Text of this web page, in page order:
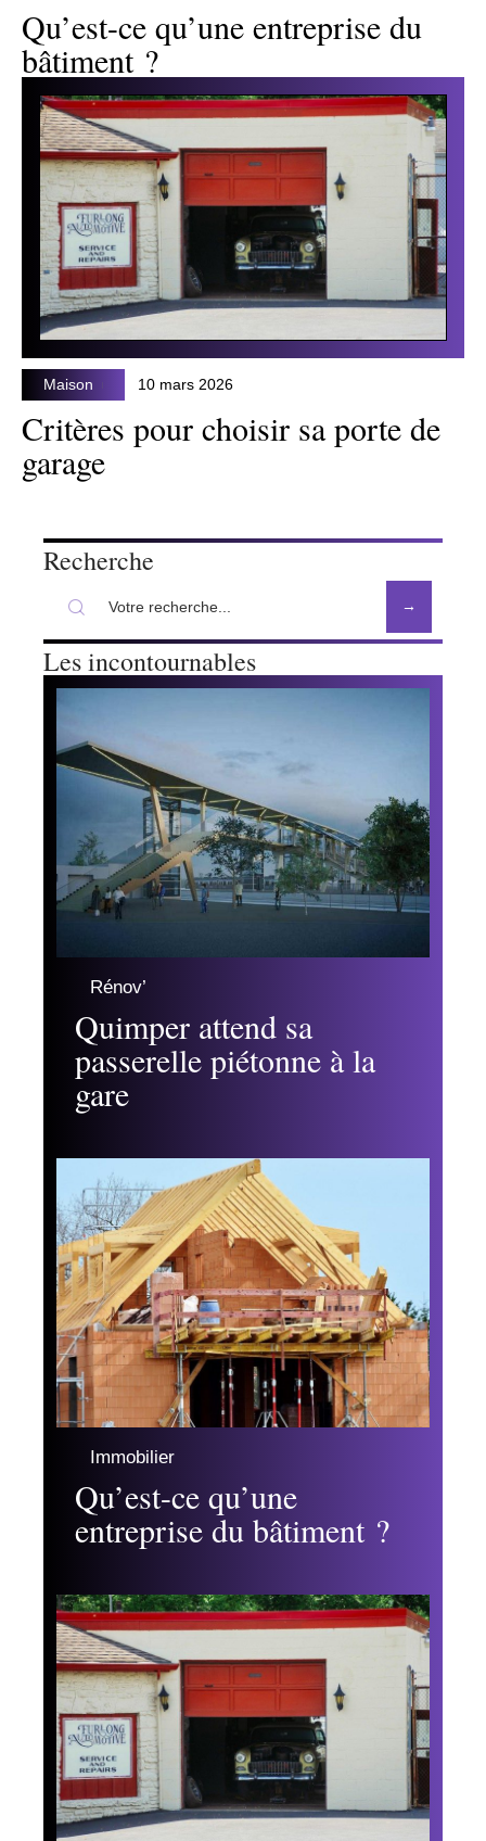
Qu’est-ce qu’une entreprise du
bâtiment ?
Maison 10 mars 2026
Critères pour choisir sa porte de
garage
Recherche
Les incontournables
Rénov’
Quimper attend sa
passerelle piétonne à la
gare
Immobilier
Qu’est-ce qu’une
entreprise du bâtiment ?